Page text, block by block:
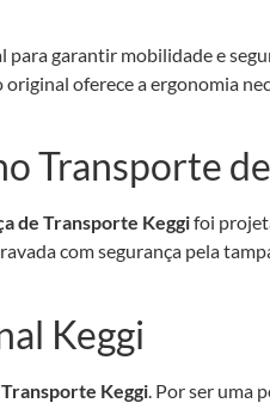
para garantir mobilidade e
oferece a ergonomia
Transporte
de Transporte Keggifoi
com segurança pela
Keggi
Keggi. Por ser uma